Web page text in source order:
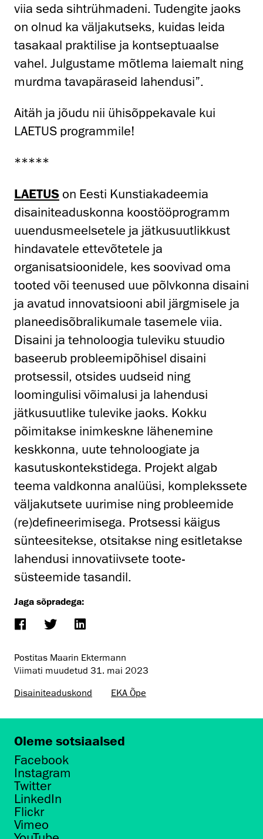
viia seda sihtrühmadeni. Tudengite jaoks
on olnud ka väljakutseks, kuidas leida
tasakaal praktilise ja kontseptuaalse
vahel. Julgustame mõtlema laiemalt ning
murdma tavapäraseid lahendusi”.
Aitäh ja jõudu nii ühisõppekavale kui
LAETUS programmile!
*****
LAETUS on Eesti Kunstiakadeemia
disainiteaduskonna koostööprogramm
uuendusmeelsetele ja jätkusuutlikkust
hindavatele ettevõtetele ja
organisatsioonidele, kes soovivad oma
tooted või teenused uue põlvkonna disaini
ja avatud innovatsiooni abil järgmisele ja
planeedisõbralikumale tasemele viia.
Disaini ja tehnoloogia tuleviku stuudio
baseerub probleemipõhisel disaini
protsessil, otsides uudseid ning
loomingulisi võimalusi ja lahendusi
jätkusuutlike tulevike jaoks. Kokku
põimitakse inimkeskne lähenemine
keskkonna, uute tehnoloogiate ja
kasutuskontekstidega. Projekt algab
teema valdkonna analüüsi, komplekssete
väljakutsete uurimise ning probleemide
(re)defineerimisega. Protsessi käigus
sünteesitekse, otsitakse ning esitletakse
lahendusi innovatiivsete toote-
süsteemide tasandil.
Jaga sõpradega:
Postitas Maarin Ektermann
Viimati muudetud 31. mai 2023
Disaini­­teaduskond
EKA Õpe
Oleme sotsiaalsed
Facebook
Instagram
Twitter
LinkedIn
Flickr
Vimeo